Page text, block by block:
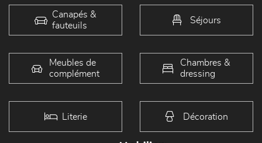
Canapés &
fauteuils
Séjours
Meubles de
complément
Chambres &
dressing
Literie Décoration